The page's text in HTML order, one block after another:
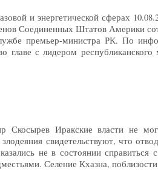
и энергетической сферах
Соединенных Штатов Америки
премьер-министра РК. По
с лидером республиканского
Скосырев Иракские власти не
свидетельствуют, что
не в состоянии справиться
Селение Кхазна,